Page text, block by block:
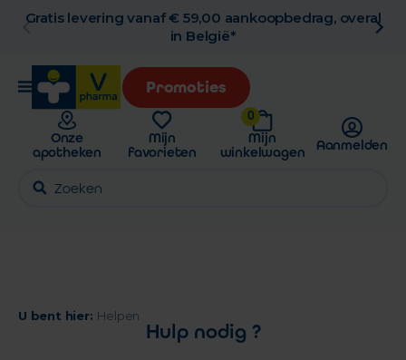
Gratis afhaling in de apotheek
Promoties
Onze
apotheken
Mijn
favorieten
0
Mijn
winkelwagen
Aanmelden
U bent hier: Helpen
Hulp nodig ?